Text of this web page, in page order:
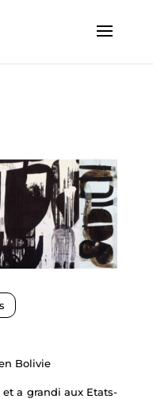
Bolivie
et a grandi aux Etats-